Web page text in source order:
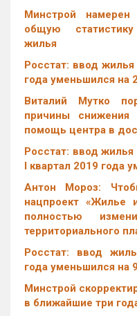
Минстрой
общую
жилья
Росстат: ввод
года уменьшился на
Виталий Мутко
причины
помощь центра в
Росстат: ввод
I квартал 2019 года
Антон Мороз:
нацпроект «Жилье
полностью
территориального
Росстат: ввод
года уменьшился на
Минстрой
в ближайшие три